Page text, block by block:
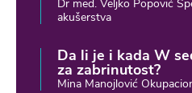
Dr med. Veljko Popović
akušerstva
Da li je i kada W
za zabrinutost?
Mina Manojlović